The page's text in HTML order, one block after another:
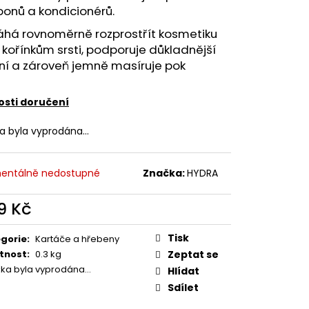
a kondicionérů.
rovnoměrně rozprostřít kosmetiku
kořínkům srsti, podporuje důkladnější
a zároveň jemně masíruje pok
doručení
byla vyprodána…
nedostupné Značka:HYDRA
Kč
: Kartáče a hřebeny
: 0.3 kg
byla vyprodána…
Tisk
Zeptat se
Hlídat
Sdílet